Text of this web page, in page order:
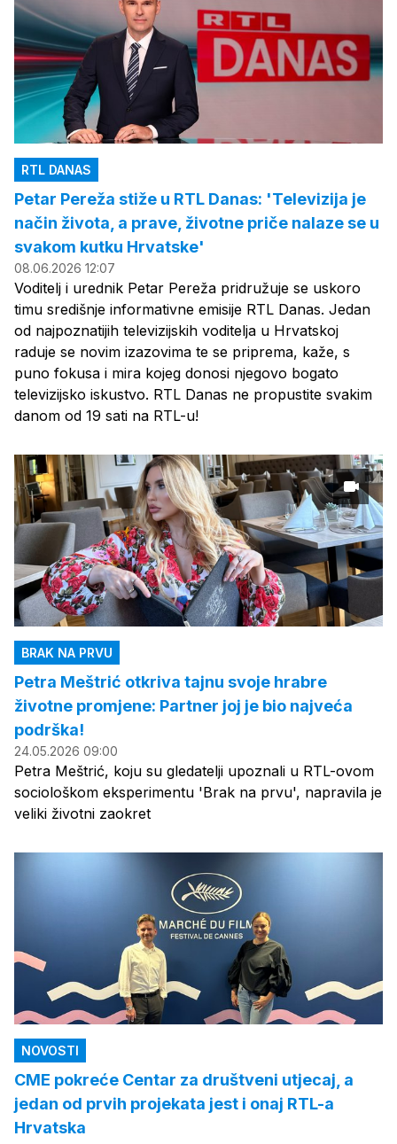
RTL DANAS
Petar Pereža stiže u RTL Danas: 'Televizija je
način života, a prave, životne priče nalaze se u
svakom kutku Hrvatske'
08.06.2026 12:07
Voditelj i urednik Petar Pereža pridružuje se uskoro
timu središnje informativne emisije RTL Danas. Jedan
od najpoznatijih televizijskih voditelja u Hrvatskoj
raduje se novim izazovima te se priprema, kaže, s
puno fokusa i mira kojeg donosi njegovo bogato
televizijsko iskustvo. RTL Danas ne propustite svakim
danom od 19 sati na RTL-u!
BRAK NA PRVU
Petra Meštrić otkriva tajnu svoje hrabre
životne promjene: Partner joj je bio najveća
podrška!
24.05.2026 09:00
Petra Meštrić, koju su gledatelji upoznali u RTL-ovom
sociološkom eksperimentu 'Brak na prvu', napravila je
veliki životni zaokret
NOVOSTI
CME pokreće Centar za društveni utjecaj, a
jedan od prvih projekata jest i onaj RTL-a
Hrvatska